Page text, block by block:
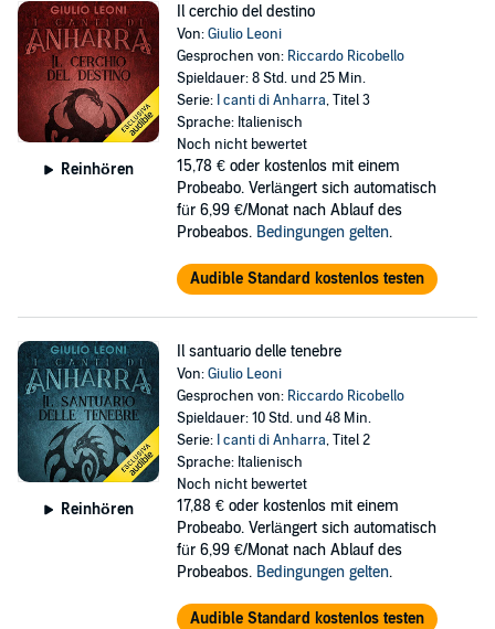
Reinhören
Il cerchio del destino
Von:Giulio Leoni
Gesprochen von: Riccardo Ricobello
Spieldauer: 8 Std. und 25 Min.
Serie: I canti di Anharra, Titel 3
Sprache: Italienisch
Noch nicht bewertet
15,78 € oder kostenlos mit einem
Probeabo. Verlängert sich automatisch
für 6,99 €/Monat nach Ablauf des
Probeabos. Bedingungen gelten.
Audible Standard kostenlos testen
Reinhören
Il santuario delle tenebre
Von:Giulio Leoni
Gesprochen von: Riccardo Ricobello
Spieldauer: 10 Std. und 48 Min.
Serie: I canti di Anharra, Titel 2
Sprache: Italienisch
Noch nicht bewertet
17,88 € oder kostenlos mit einem
Probeabo. Verlängert sich automatisch
für 6,99 €/Monat nach Ablauf des
Probeabos. Bedingungen gelten.
Audible Standard kostenlos testen